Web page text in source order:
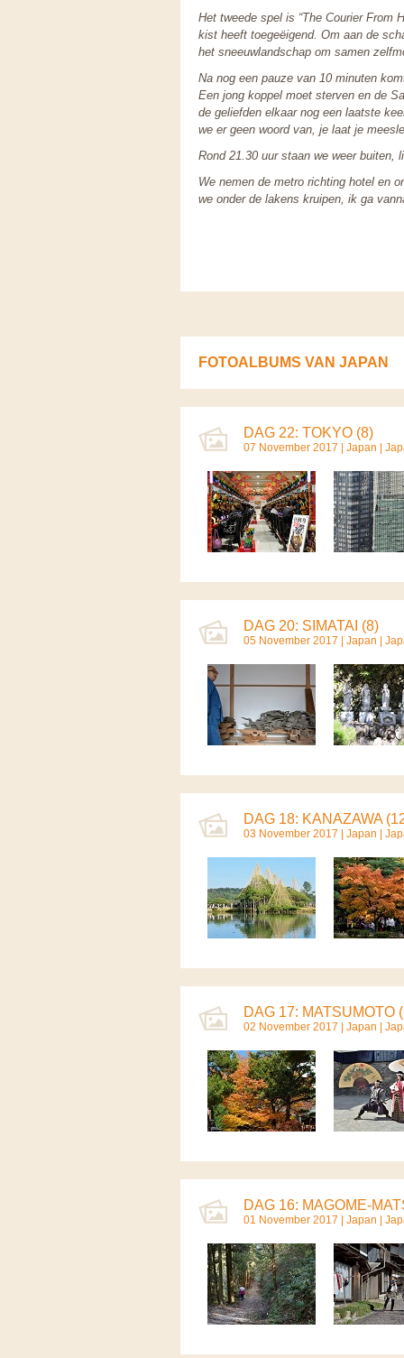
Het tweede spel is “The Courier From
kist heeft toegeëigend. Om aan de
het sneeuwlandschap om samen
Na nog een pauze van 10 minuten
Een jong koppel moet sterven en de
de geliefden elkaar nog een laatste
we er geen woord van, je laat je
Rond 21.30 uur staan we weer buiten,
We nemen de metro richting hotel en
we onder de lakens kruipen, ik ga
FOTOALBUMS VAN JAPAN
DAG 22: TOKYO (8)
07 November 2017 | Japan
DAG 20: SIMATAI (8)
05 November 2017 | Japan
DAG 18: KANAZAWA
03 November 2017 | Japan
DAG 17: MATSUMOTO
02 November 2017 | Japan
DAG 16: MAGOME-
01 November 2017 | Japan